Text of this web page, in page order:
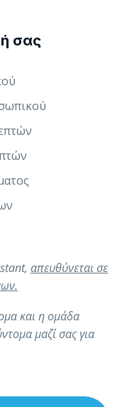
σας
απευθύνεται σε
και η ομάδα
μαζί σας για